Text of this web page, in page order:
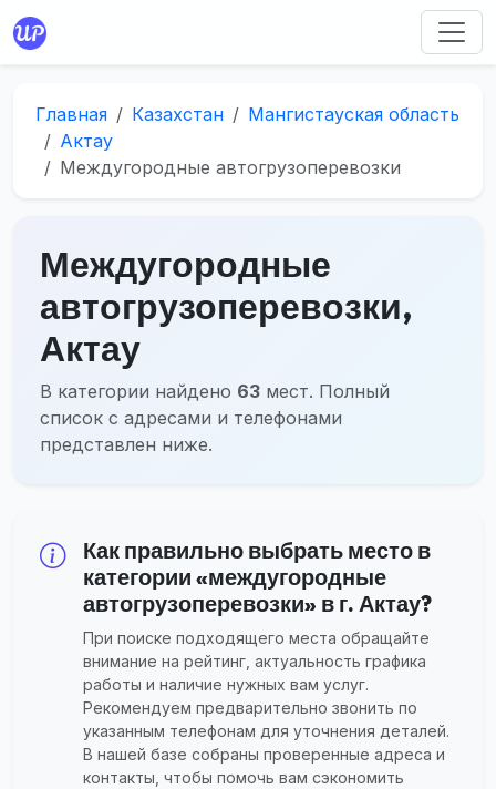
Главная Казахстан
Мангистауская область
Актау
Междугородные автогрузоперевозки
Междугородные
автогрузоперевозки,
Актау
В категории найдено 63 мест. Полный
список с адресами и телефонами
представлен ниже.
Как правильно выбрать место в
категории «междугородные
автогрузоперевозки» в г. Актау?
При поиске подходящего места обращайте
внимание на рейтинг, актуальность графика
работы и наличие нужных вам услуг.
Рекомендуем предварительно звонить по
указанным телефонам для уточнения деталей.
В нашей базе собраны проверенные адреса и
контакты, чтобы помочь вам сэкономить